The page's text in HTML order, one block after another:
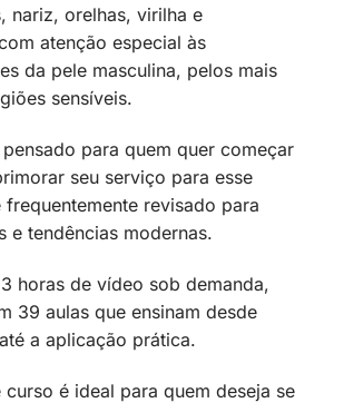
nariz, orelhas, virilha e
atenção especial às
da pele masculina, pelos mais
sensíveis.
para quem quer começar
seu serviço para esse
revisado para
e tendências modernas.
horas de vídeo sob demanda,
39 aulas que ensinam desde
a aplicação prática.
curso é ideal para quem deseja se